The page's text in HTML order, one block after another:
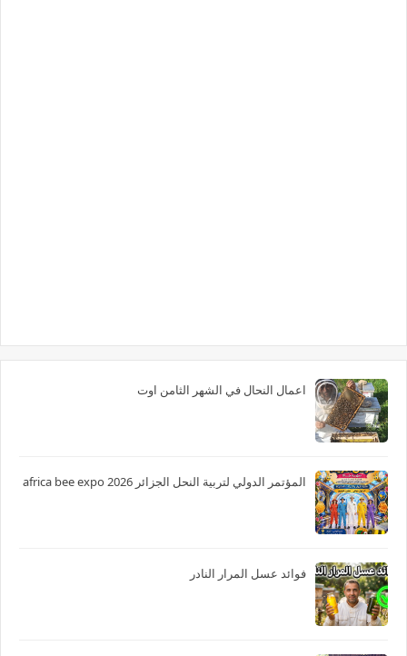
اعمال النحال في الشهر الثامن اوت
المؤتمر الدولي لتربية النحل الجزائر 2026 africa bee expo
فوائد عسل المرار النادر